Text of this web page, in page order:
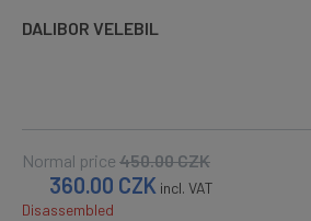
DALIBOR VELEBIL
Normal price 450.00CZK
360.00 CZK incl. VAT
Disassembled